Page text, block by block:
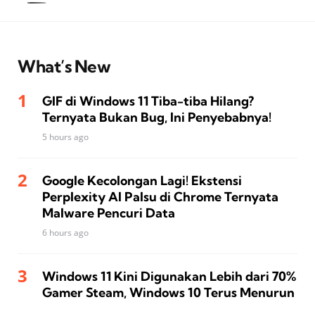
What’s New
GIF di Windows 11 Tiba-tiba Hilang?
Ternyata Bukan Bug, Ini Penyebabnya!
5 hours ago
Google Kecolongan Lagi! Ekstensi
Perplexity AI Palsu di Chrome Ternyata
Malware Pencuri Data
6 hours ago
Windows 11 Kini Digunakan Lebih dari 70%
Gamer Steam, Windows 10 Terus Menurun